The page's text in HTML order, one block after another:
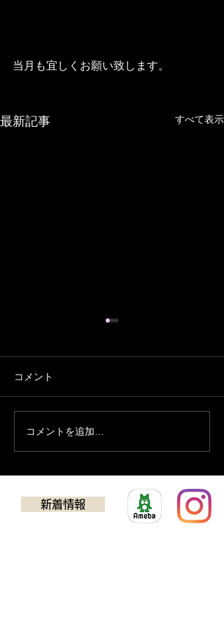
当月も宜しくお願い致します。
最新記事 すべて表示
７月の営業予定
コメント
コメントを追加…
新着情報